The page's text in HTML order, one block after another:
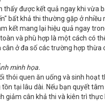
được kết quả ngay khi vừa
bất khả thi thường gặp ở nhiều
kết mang lại hiệu quả ngay
và phù hợp là một cách có
ở đa số các trường hợp thừa
minh họa.
thói quen ăn uống và sinh
tại lâu dài. Nếu bạn quyết
giảm cân khả thi và kiên trì thực